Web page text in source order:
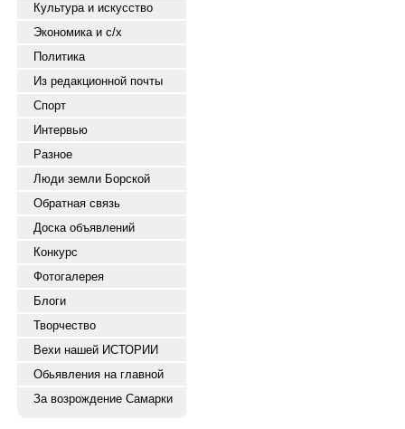
Культура и искусство
Экономика и с/х
Политика
Из редакционной почты
Спорт
Интервью
Разное
Люди земли Борской
Обратная связь
Доска объявлений
Конкурс
Фотогалерея
Блоги
Творчество
Вехи нашей ИСТОРИИ
Обьявления на главной
За возрождение Самарки